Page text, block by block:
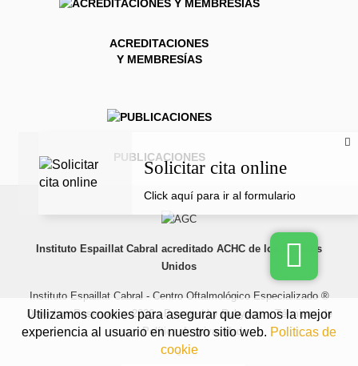
ACREDITACIONES
Y MEMBRESÍAS
PUBLICACIONES
Instituto Espaillat Cabral acreditado ACHC de los Estados
Unidos
Instituto Espaillat Cabral - Centro Oftalmológico Especializado ®
Derechos Reservados 2026 - Powered byRubycom-Términos de
uso-Política de privacidad
Solicitar cita online
Click aquí para ir al formulario
Utilizamos cookies para asegurar que damos la mejor
experiencia al usuario en nuestro sitio web. Politicas de
cookie